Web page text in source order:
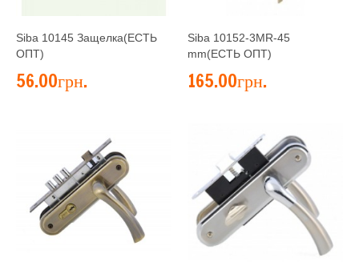
Siba 10145 Защелка(ЕСТЬ
ОПТ)
56.00грн.
Siba 10152-3MR-45
mm(ЕСТЬ ОПТ)
165.00грн.